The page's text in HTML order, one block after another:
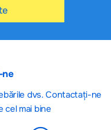
ne
dvs. Contactați-ne
cel mai bine